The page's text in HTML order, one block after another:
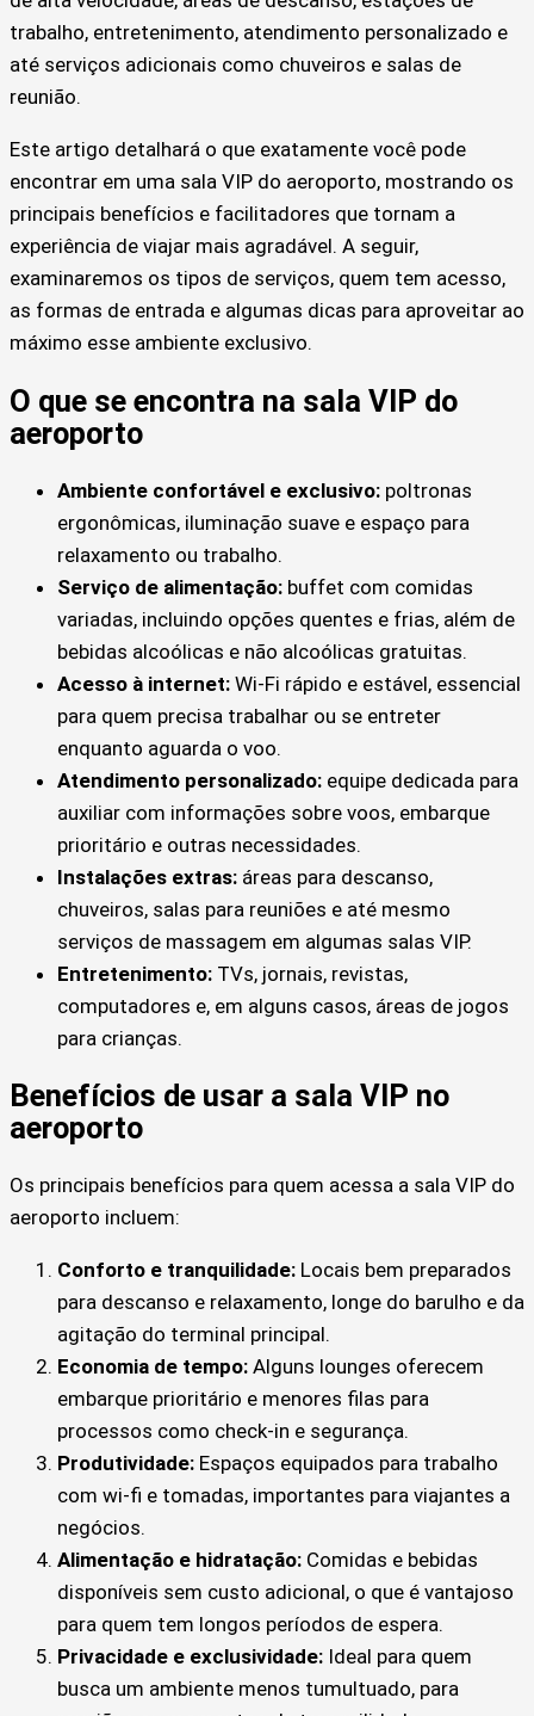
trabalho, entretenimento, atendimento personalizado e
até serviços adicionais como chuveiros e salas de
reunião.
Este artigo detalhará o que exatamente você pode
encontrar em uma sala VIP do aeroporto, mostrando os
principais benefícios e facilitadores que tornam a
experiência de viajar mais agradável. A seguir,
examinaremos os tipos de serviços, quem tem acesso,
as formas de entrada e algumas dicas para aproveitar ao
máximo esse ambiente exclusivo.
O que se encontra na sala VIP do
aeroporto
Ambiente confortável e exclusivo: poltronas
ergonômicas, iluminação suave e espaço para
relaxamento ou trabalho.
Serviço de alimentação: buffet com comidas
variadas, incluindo opções quentes e frias, além de
bebidas alcoólicas e não alcoólicas gratuitas.
Acesso à internet: Wi-Fi rápido e estável, essencial
para quem precisa trabalhar ou se entreter
enquanto aguarda o voo.
Atendimento personalizado: equipe dedicada para
auxiliar com informações sobre voos, embarque
prioritário e outras necessidades.
Instalações extras: áreas para descanso,
chuveiros, salas para reuniões e até mesmo
serviços de massagem em algumas salas VIP.
Entretenimento: TVs, jornais, revistas,
computadores e, em alguns casos, áreas de jogos
para crianças.
Benefícios de usar a sala VIP no
aeroporto
Os principais benefícios para quem acessa a sala VIP do
aeroporto incluem:
Conforto e tranquilidade: Locais bem preparados
para descanso e relaxamento, longe do barulho e da
agitação do terminal principal.
Economia de tempo: Alguns lounges oferecem
embarque prioritário e menores filas para
processos como check-in e segurança.
Produtividade: Espaços equipados para trabalho
com wi-fi e tomadas, importantes para viajantes a
negócios.
Alimentação e hidratação: Comidas e bebidas
disponíveis sem custo adicional, o que é vantajoso
para quem tem longos períodos de espera.
Privacidade e exclusividade: Ideal para quem
busca um ambiente menos tumultuado, para